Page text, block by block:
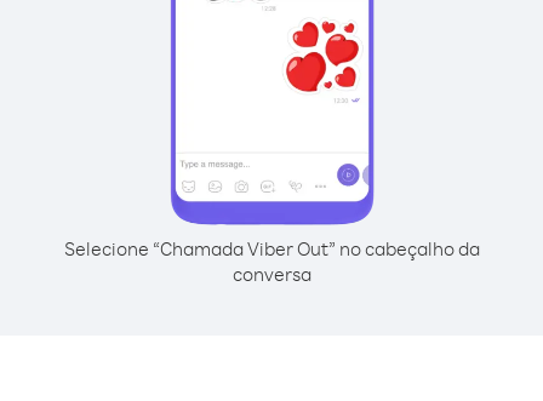
Selecione “Chamada Viber Out” no cabeçalho da
conversa